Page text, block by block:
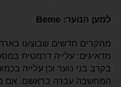
למען הנוער: Beme
מחקרים חדשים שבוצעו
מדאיגים: עלייה דרמטית
בקרב בני נוער וכן עלייה
המחשבה עברה בראשם. אם